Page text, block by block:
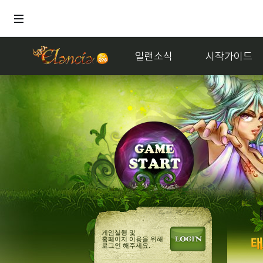
일랜소식 시작가이드
게임실행 및
홈페이지 이용을 위해
로그인 해주세요.